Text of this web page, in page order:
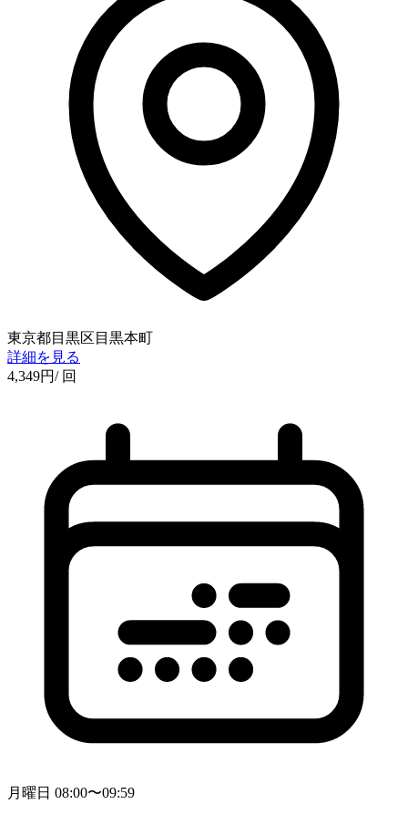
東京都目黒区目黒本町
詳細を見る
4,349円/ 回
月曜日 08:00〜09:59